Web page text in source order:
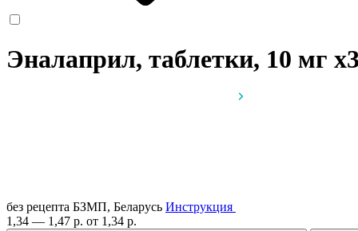
Эналаприл, таблетки, 10 мг
без рецепта БЗМП, Беларусь Инструкция
1,34 — 1,47 р. от 1,34 р.